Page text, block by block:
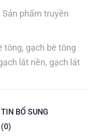
Sản phẩm truyền
tông, gạch bê tông
lát nền, gạch lát
BỔ SUNG